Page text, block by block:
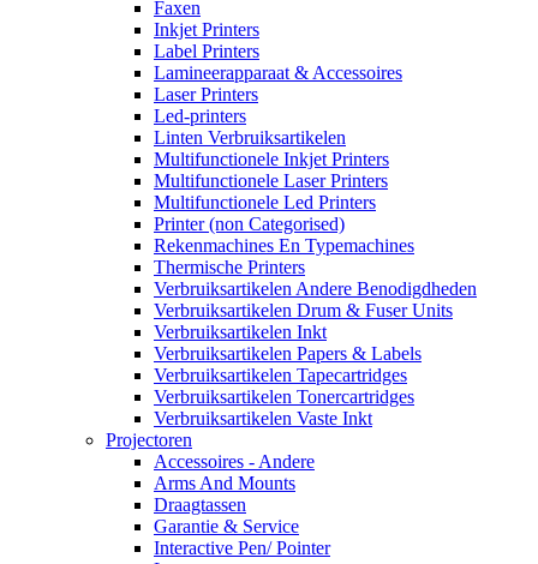
Faxen
Inkjet Printers
Label Printers
Lamineerapparaat & Accessoires
Laser Printers
Led-printers
Linten Verbruiksartikelen
Multifunctionele Inkjet Printers
Multifunctionele Laser Printers
Multifunctionele Led Printers
Printer (non Categorised)
Rekenmachines En Typemachines
Thermische Printers
Verbruiksartikelen Andere Benodigdheden
Verbruiksartikelen Drum & Fuser Units
Verbruiksartikelen Inkt
Verbruiksartikelen Papers & Labels
Verbruiksartikelen Tapecartridges
Verbruiksartikelen Tonercartridges
Verbruiksartikelen Vaste Inkt
Projectoren
Accessoires - Andere
Arms And Mounts
Draagtassen
Garantie & Service
Interactive Pen/ Pointer